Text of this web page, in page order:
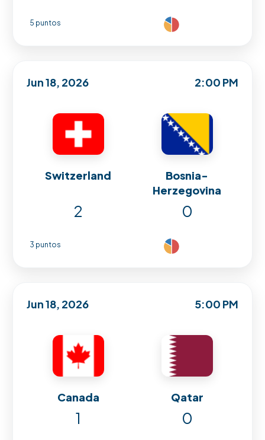
5 puntos
Jun 18, 2026 2:00 PM
Switzerland
Bosnia-
Herzegovina
2 0
3 puntos
Jun 18, 2026 5:00 PM
Canada Qatar
1 0